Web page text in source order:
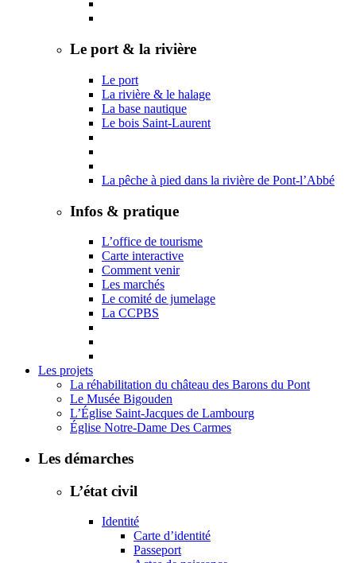
Le port & la rivière
Le port
La rivière & le halage
La base nautique
Le bois Saint-Laurent
La pêche à pied dans la rivière de Pont-l’Abbé
Infos & pratique
L’office de tourisme
Carte interactive
Comment venir
Les marchés
Le comité de jumelage
La CCPBS
Les projets
La réhabilitation du château des Barons du Pont
Le Musée Bigouden
L’Église Saint-Jacques de Lambourg
Église Notre-Dame Des Carmes
Les démarches
L’état civil
Identité
Carte d’identité
Passeport